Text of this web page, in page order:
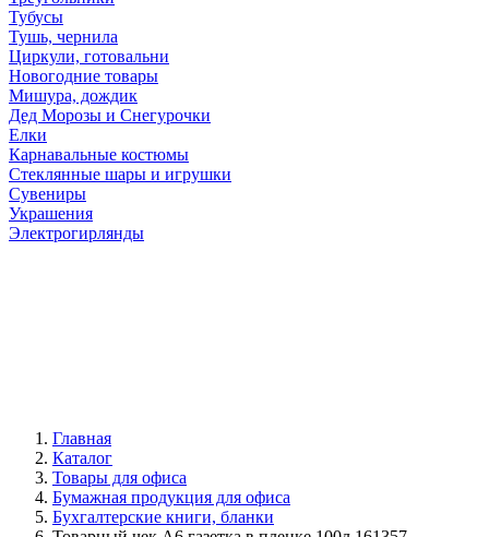
Тубусы
Тушь, чернила
Циркули, готовальни
Новогодние товары
Мишура, дождик
Дед Морозы и Снегурочки
Елки
Карнавальные костюмы
Стеклянные шары и игрушки
Сувениры
Украшения
Электрогирлянды
Главная
Каталог
Товары для офиса
Бумажная продукция для офиса
Бухгалтерские книги, бланки